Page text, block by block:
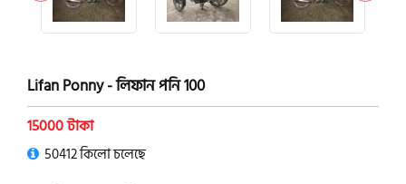
Lifan Ponny - লিফান পনি 100
15000 টাকা
50412 কিলো চলেছে